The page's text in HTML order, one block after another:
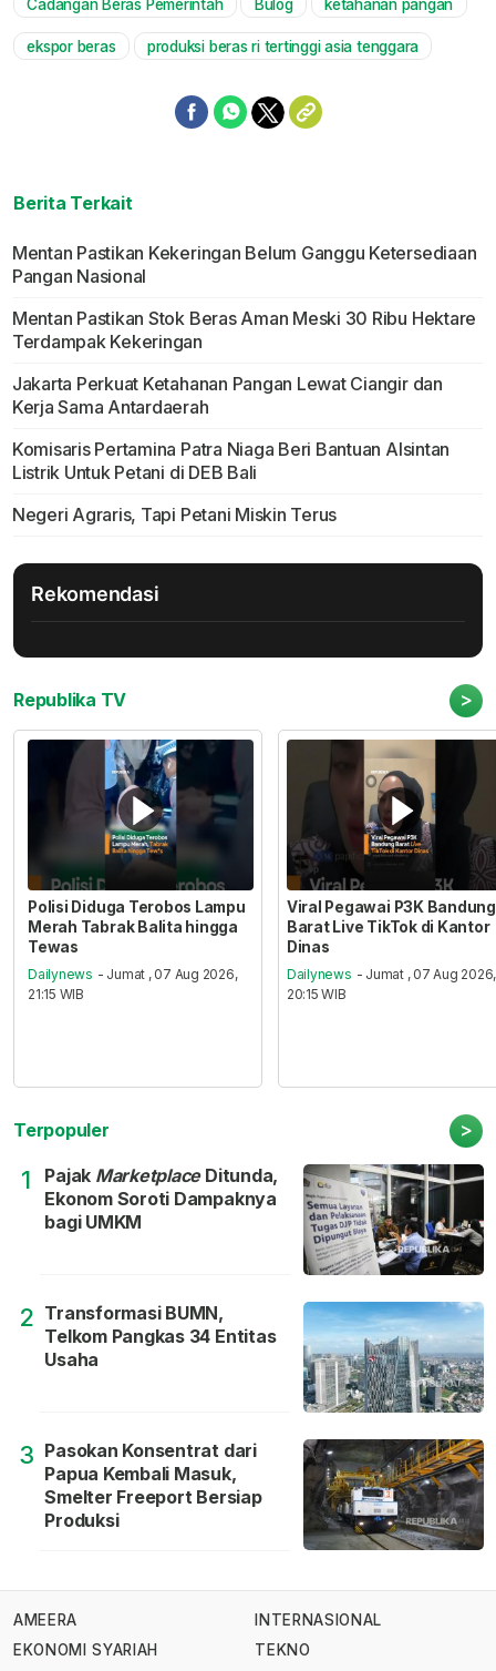
Cadangan Beras Pemerintah Bulog ketahanan pangan
ekspor beras produksi beras ri tertinggi asia tenggara
Berita Terkait
Mentan Pastikan Kekeringan Belum Ganggu Ketersediaan
Pangan Nasional
Mentan Pastikan Stok Beras Aman Meski 30 Ribu Hektare
Terdampak Kekeringan
Jakarta Perkuat Ketahanan Pangan Lewat Ciangir dan
Kerja Sama Antardaerah
Komisaris Pertamina Patra Niaga Beri Bantuan Alsintan
Listrik Untuk Petani di DEB Bali
Negeri Agraris, Tapi Petani Miskin Terus
Rekomendasi
Republika TV >
Polisi Diduga Terobos Lampu
Merah Tabrak Balita hingga
Tewas
Dailynews - Jumat , 07 Aug 2026,
21:15 WIB
Viral Pegawai P3K Bandung
Barat Live TikTok di Kantor
Dinas
Dailynews - Jumat , 07 Aug 2026,
20:15 WIB
Terpopuler >
1 Pajak MarketplaceDitunda,
Ekonom Soroti Dampaknya
bagi UMKM
2 Transformasi BUMN,
Telkom Pangkas 34 Entitas
Usaha
3 Pasokan Konsentrat dari
Papua Kembali Masuk,
Smelter Freeport Bersiap
Produksi
AMEERA
EKONOMI SYARIAH
INTERNASIONAL
TEKNO